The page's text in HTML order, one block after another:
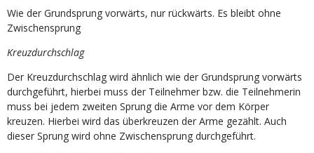
Wie der Grundsprung vorwärts, nur rückwärts. Es bleibt ohne
Zwischensprung
Kreuzdurchschlag
Der Kreuzdurchschlag wird ähnlich wie der Grundsprung vorwärts
durchgeführt, hierbei muss der Teilnehmer bzw. die Teilnehmerin
muss bei jedem zweiten Sprung die Arme vor dem Körper
kreuzen. Hierbei wird das überkreuzen der Arme gezählt. Auch
dieser Sprung wird ohne Zwischensprung durchgeführt.